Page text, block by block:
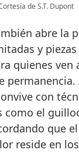
de S.T. Dupont
abre la
y
quienes ven
permanencia.
con
como el
que el
reside en